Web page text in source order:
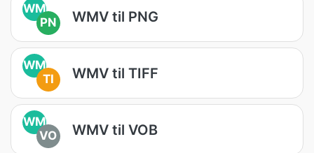
WM
PN
WMV til PNG
WM
TI
WMV til TIFF
WM
VO
WMV til VOB